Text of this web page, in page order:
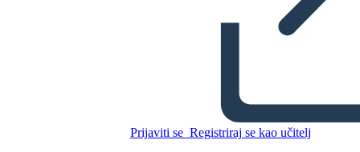
Prijaviti se Registriraj se kao učitelj
Kopirajte ovaj Storyboard